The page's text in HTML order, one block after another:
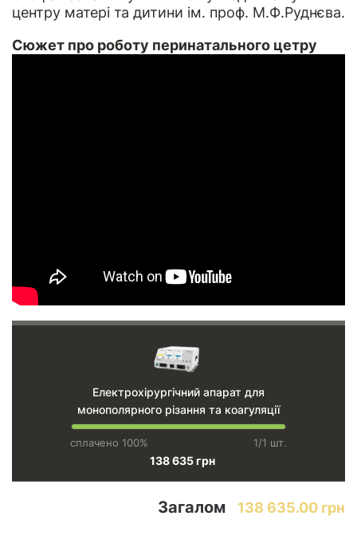
центру матері та дитини ім. проф. М.Ф.Руднєва.
Сюжет про роботу перинатального цетру
Електрохірургічний апарат для
монополярного різання та коагуляції
сплачено 100% 1/1 шт.
138 635 грн
Загалом 138 635.00 грн